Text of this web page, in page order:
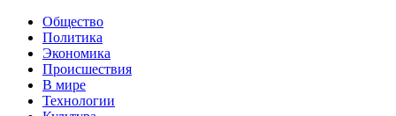
Общество
Политика
Экономика
Происшествия
В мире
Технологии